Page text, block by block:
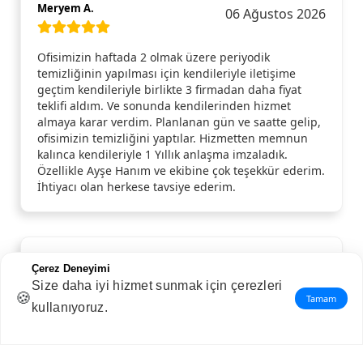
Meryem A. 06 Ağustos 2026
Ofisimizin haftada 2 olmak üzere periyodik
temizliğinin yapılması için kendileriyle iletişime
geçtim kendileriyle birlikte 3 firmadan daha fiyat
teklifi aldım. Ve sonunda kendilerinden hizmet
almaya karar verdim. Planlanan gün ve saatte gelip,
ofisimizin temizliğini yaptılar. Hizmetten memnun
kalınca kendileriyle 1 Yıllık anlaşma imzaladık.
Özellikle Ayşe Hanım ve ekibine çok teşekkür ederim.
İhtiyacı olan herkese tavsiye ederim.
Hüriye N.
Çok memnun kaldım. Özellikle Serap Hanım ve
🍪
Çerez Deneyimi
Size daha iyi hizmet sunmak için çerezleri
kullanıyoruz.
Tamam